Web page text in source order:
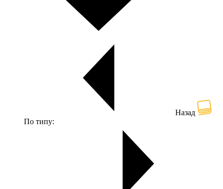
Назад
По типу: